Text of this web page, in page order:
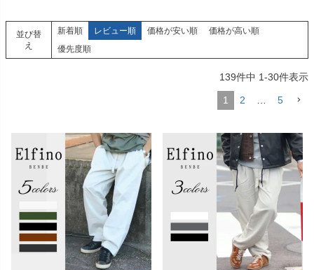
並び替
え
新着順 レビュー順 価格が安い順
価格が高い順
優先度順
139件中 1-30件表示
1 2 … 5